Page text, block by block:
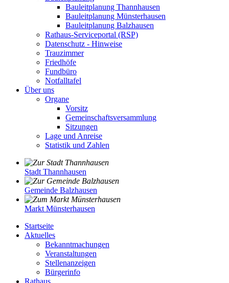
Bauleitplanung Thannhausen
Bauleitplanung Münsterhausen
Bauleitplanung Balzhausen
Rathaus-Serviceportal (RSP)
Datenschutz - Hinweise
Trauzimmer
Friedhöfe
Fundbüro
Notfalltafel
Über uns
Organe
Vorsitz
Gemeinschaftsversammlung
Sitzungen
Lage und Anreise
Statistik und Zahlen
Stadt Thannhausen
Gemeinde Balzhausen
Markt Münsterhausen
Startseite
Aktuelles
Bekanntmachungen
Veranstaltungen
Stellenanzeigen
Bürgerinfo
Rathaus